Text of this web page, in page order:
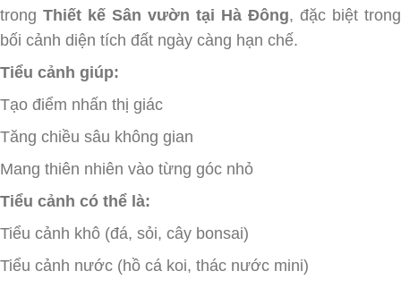
trong Thiết kế Sân vườn tại Hà Đông, đặc biệt trong
bối cảnh diện tích đất ngày càng hạn chế.
Tiểu cảnh giúp:
Tạo điểm nhấn thị giác
Tăng chiều sâu không gian
Mang thiên nhiên vào từng góc nhỏ
Tiểu cảnh có thể là:
Tiểu cảnh khô (đá, sỏi, cây bonsai)
Tiểu cảnh nước (hồ cá koi, thác nước mini)